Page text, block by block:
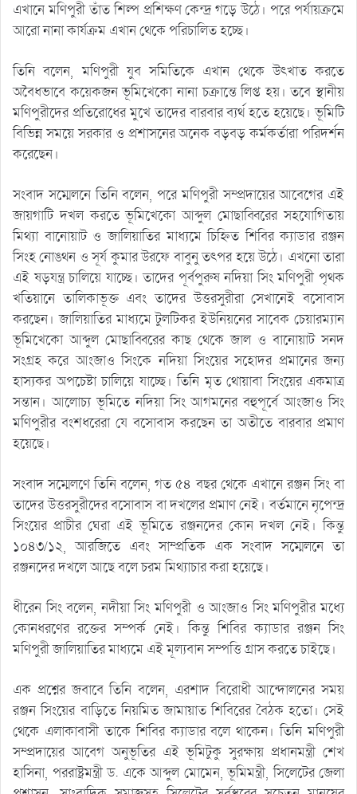
এখানে মণিপুরী তাঁত শিল্প প্রশিক্ষণ কেন্দ্র গড়ে উঠে। পরে পর্যায়ক্রমে
আরো নানা কার্যক্রম এখান থেকে পরিচালিত হচ্ছে।
তিনি বলেন, মণিপুরী যুব সমিতিকে এখান থেকে উৎখাত করতে
অবৈধভাবে কয়েকজন ভূমিখেকো নানা চক্রান্তে লিপ্ত হয়। তবে স্থানীয়
মণিপুরীদের প্রতিরোধের মুখে তাদের বারবার ব্যর্থ হতে হয়েছে। ভূমিটি
বিভিন্ন সময়ে সরকার ও প্রশাসনের অনেক বড়বড় কর্মকর্তারা পরিদর্শন
করেছেন।
সংবাদ সম্মেলনে তিনি বলেন, পরে মণিপুরী সম্প্রদায়ের আবেগের এই
জায়গাটি দখল করতে ভূমিখেকো আব্দুল মোছাব্বিরের সহযোগিতায়
মিথ্যা বানোয়াট ও জালিয়াতির মাধ্যমে চিহ্নিত শিবির ক্যাডার রঞ্জন
সিংহ নোঙথন ও সূর্য কুমার উরফে বাবুনু তৎপর হয়ে উঠে। এখনো তারা
এই ষড়যন্ত্র চালিয়ে যাচ্ছে। তাদের পূর্বপুরুষ নদিয়া সিং মণিপুরী পৃথক
খতিয়ানে তালিকাভূক্ত এবং তাদের উত্তরসুরীরা সেখানেই বসোবাস
করছেন। জালিয়াতির মাধ্যমে টুলটিকর ইউনিয়নের সাবেক চেয়ারম্যান
ভূমিখেকো আব্দুল মোছাব্বিরের কাছ থেকে জাল ও বানোয়াট সনদ
সংগ্রহ করে আংজাও সিংকে নদিয়া সিংয়ের সহোদর প্রমানের জন্য
হাস্যকর অপচেষ্টা চালিয়ে যাচ্ছে। তিনি মৃত থোয়াবা সিংয়ের একমাত্র
সন্তান। আলোচ্য ভূমিতে নদিয়া সিং আগমনের বহুপূর্বে আংজাও সিং
মণিপুরীর বংশধরেরা যে বসোবাস করছেন তা অতীতে বারবার প্রমাণ
হয়েছে।
সংবাদ সম্মেলণে তিনি বলেন, গত ৫৪ বছর থেকে এখানে রঞ্জন সিং বা
তাদের উত্তরসুরীদের বসোবাস বা দখলের প্রমাণ নেই। বর্তমানে নৃপেন্দ্র
সিংয়ের প্রাচীর ঘেরা এই ভূমিতে রঞ্জনদের কোন দখল নেই। কিন্তু
১০৪৩/১২, আরজিতে এবং সাম্প্রতিক এক সংবাদ সম্মেলনে তা
রঞ্জনদের দখলে আছে বলে চরম মিথ্যাচার করা হয়েছে।
ধীরেন সিং বলেন, নদীয়া সিং মণিপুরী ও আংজাও সিং মণিপুরীর মধ্যে
কোনধরণের রক্তের সম্পর্ক নেই। কিন্তু শিবির ক্যাডার রঞ্জন সিং
মণিপুরী জালিয়াতির মাধ্যমে এই মূল্যবান সম্পত্তি গ্রাস করতে চাইছে।
এক প্রশ্নের জবাবে তিনি বলেন, এরশাদ বিরোধী আন্দোলনের সময়
রঞ্জন সিংয়ের বাড়িতে নিয়মিত জামায়াত শিবিরের বৈঠক হতো। সেই
থেকে এলাকাবাসী তাকে শিবির ক্যাডার বলে থাকেন। তিনি মণিপুরী
সম্প্রদায়ের আবেগ অনুভূতির এই ভূমিটুকু সুরক্ষায় প্রধানমন্ত্রী শেখ
হাসিনা, পররাষ্ট্রমন্ত্রী ড. একে আব্দুল মোমেন, ভূমিমন্ত্রী, সিলেটের জেলা